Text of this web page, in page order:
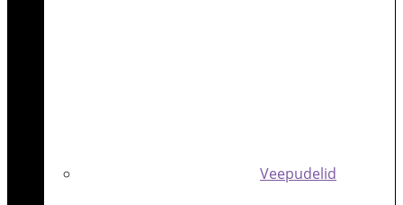
Veepudelid